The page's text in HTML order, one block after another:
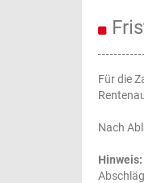
Für die
Nach
Hinweis: